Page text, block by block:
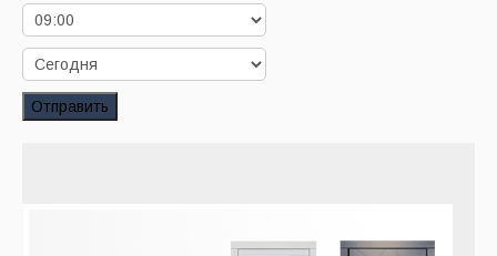
Заказать звонок
Заказ обратного звонка
Отправить